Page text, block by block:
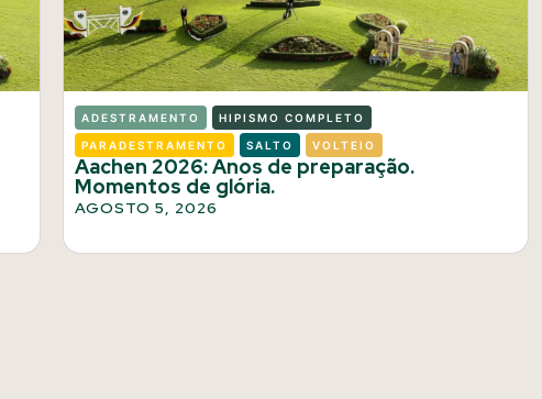
ADESTRAMENTO HIPISMO COMPLETO
PARADESTRAMENTO SALTO VOLTEIO
Aachen 2026: Anos de preparação.
Momentos de glória.
AGOSTO 5, 2026